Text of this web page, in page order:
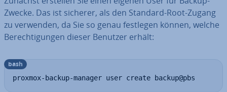
Zwecke. Das ist sicherer, als den Standard-Root-Zugang
zu verwenden, da Sie so genau festlegen können, welche
Be­rech­ti­gun­gen dieser Benutzer erhält:
proxmox-backup-manager user create backup@pbs
bash